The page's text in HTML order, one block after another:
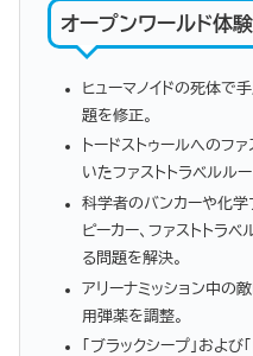
オープンワールド体験
ヒューマノイドの死体で
題を修正。
トードストゥールへのフ
いたファストトラベルルー
科学者のバンカーや化学
ピーカー、ファストトラ
る問題を解決。
アリーナミッション中の
用弾薬を調整。
「ブラックシープ」およ